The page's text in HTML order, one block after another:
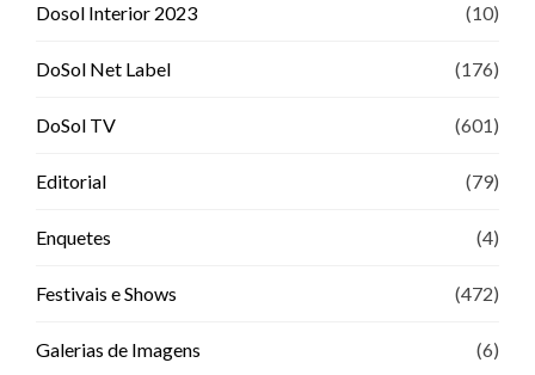
Dosol Interior 2023 (10)
DoSol Net Label (176)
DoSol TV (601)
Editorial (79)
Enquetes (4)
Festivais e Shows (472)
Galerias de Imagens (6)